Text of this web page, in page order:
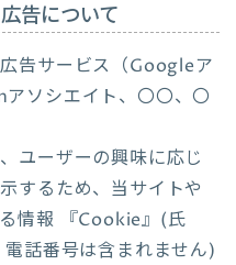
告について
告サービス（Googleア
ソシエイト、〇〇、〇
ユーザーの興味に応じ
するため、当サイトや
情報 『Cookie』(氏
話番号は含まれません)